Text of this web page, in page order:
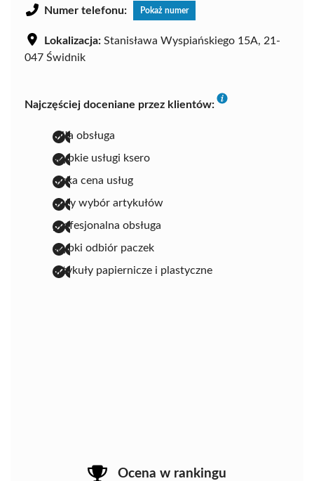
Numer telefonu: Pokaż numer
Lokalizacja: Stanisława Wyspiańskiego 15A, 21-
047 Świdnik
Najczęściej doceniane przez klientów:
miła obsługa
szybkie usługi ksero
niska cena usług
duży wybór artykułów
profesjonalna obsługa
szybki odbiór paczek
artykuły papiernicze i plastyczne
Ocena w rankingu